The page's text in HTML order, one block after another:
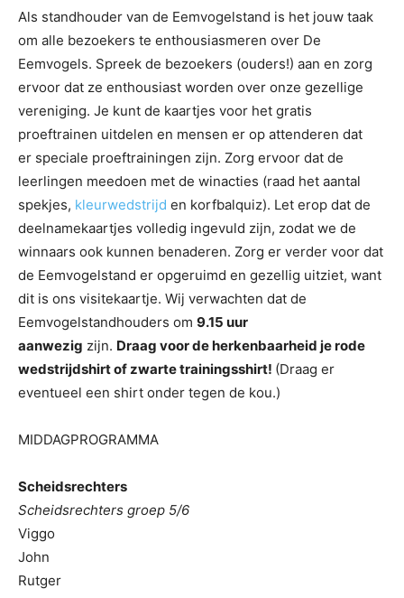
Als standhouder van de Eemvogelstand is het jouw taak
om alle bezoekers te enthousiasmeren over De
Eemvogels. Spreek de bezoekers (ouders!) aan en zorg
ervoor dat ze enthousiast worden over onze gezellige
vereniging. Je kunt de kaartjes voor het gratis
proeftrainen uitdelen en mensen er op attenderen dat
er speciale proeftrainingen zijn. Zorg ervoor dat de
leerlingen meedoen met de winacties (raad het aantal
spekjes, kleurwedstrijd en korfbalquiz). Let erop dat de
deelnamekaartjes volledig ingevuld zijn, zodat we de
winnaars ook kunnen benaderen. Zorg er verder voor dat
de Eemvogelstand er opgeruimd en gezellig uitziet, want
dit is ons visitekaartje. Wij verwachten dat de
Eemvogelstandhouders om 9.15 uur
aanwezig zijn. Draag voor de herkenbaarheid je rode
wedstrijdshirt of zwarte trainingsshirt! (Draag er
eventueel een shirt onder tegen de kou.)
MIDDAGPROGRAMMA
Scheidsrechters
Scheidsrechters groep 5/6
Viggo
John
Rutger